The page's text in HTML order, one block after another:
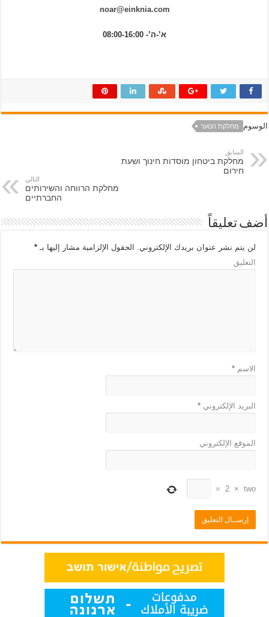
noar@einknia.com
א’-ה’- 08:00-16:00
الوسوم מחלקת הנוער
السابق
מחלקת ביטחון מוסדות חינוך ושעת
חירום
التالي
מחלקת הרווחה והשירותים
החברתיים
أضف تعليقاً
لن يتم نشر عنوان بريدك الإلكتروني. الحقول الإلزامية مشار إليها بـ*
التعليق
الاسم*
البريد الإلكتروني*
الموقع الإلكتروني
two
×
2
=